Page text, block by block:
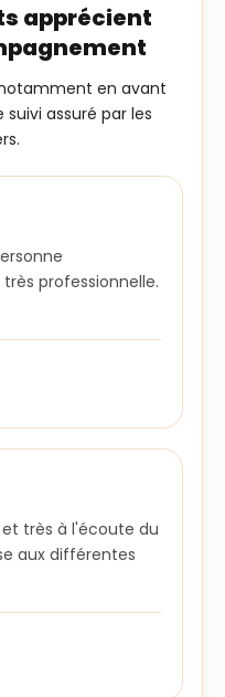
apprécient
en avant
assuré par les
professionnelle.
très à l'écoute du
aux différentes